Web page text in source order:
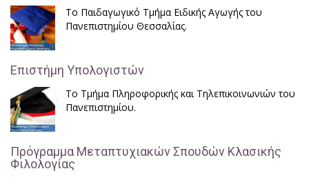
Το Παιδαγωγικό Τμήμα Ειδικής Αγωγής του
Πανεπιστημίου Θεσσαλίας.
Επιστήμη Υπολογιστών
Το Τμήμα Πληροφορικής και Τηλεπικοινωνιών του
Πανεπιστημίου.
Πρόγραμμα Μεταπτυχιακών Σπουδών Κλασικής
Φιλολογίας